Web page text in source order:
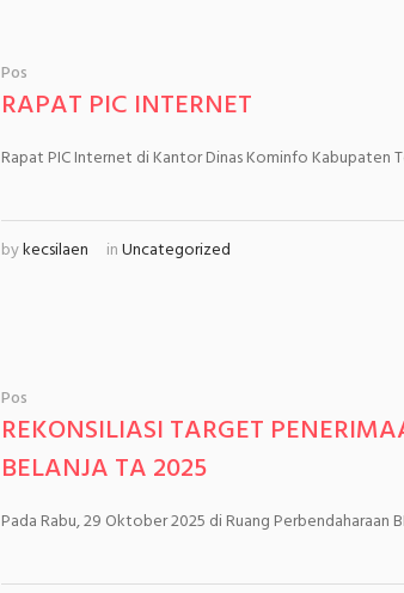
Pos
RAPAT PIC INTERNET
Rapat PIC Internet di Kantor Dinas Kominfo Kabupaten
bykecsilaen inUncategorized
Pos
REKONSILIASI TARGET
BELANJA TA 2025
Pada Rabu, 29 Oktober 2025 di Ruang Perbendaharaan